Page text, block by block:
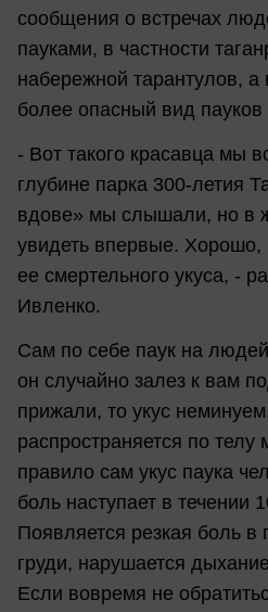
сообщения о встречах
пауками, в частности
набережной тарантулов,
более опасный вид пауков
- Вот такого красавца мы
глубине парка 300-летия
вдове» мы слышали, но в
увидеть впервые. Хорошо,
ее смертельного укуса, -
Ивленко.
Сам по себе паук на
он случайно залез к вам
прижали, то укус
распространяется по телу
правило сам укус паука
боль наступает в течении
Появляется резкая боль в
груди, нарушается
Если вовремя не